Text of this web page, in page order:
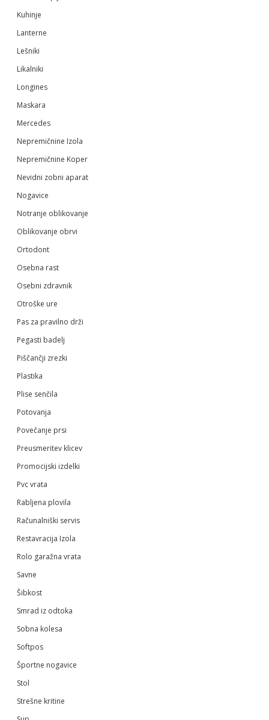
Kuhinje
Lanterne
Lešniki
Likalniki
Longines
Maskara
Mercedes
Nepremičnine Izola
Nepremičnine Koper
Nevidni zobni aparat
Nogavice
Notranje oblikovanje
Oblikovanje obrvi
Ortodont
Osebna rast
Osebni zdravnik
Otroške ure
Pas za pravilno drži
Pegasti badelj
Piščančji zrezki
Plastika
Plise senčila
Potovanja
Povečanje prsi
Preusmeritev klicev
Promocijski izdelki
Pvc vrata
Rabljena plovila
Računalniški servis
Restavracija Izola
Rolo garažna vrata
Savne
Šibkost
Smrad iz odtoka
Sobna kolesa
Softpos
Športne nogavice
Stol
Strešne kritine